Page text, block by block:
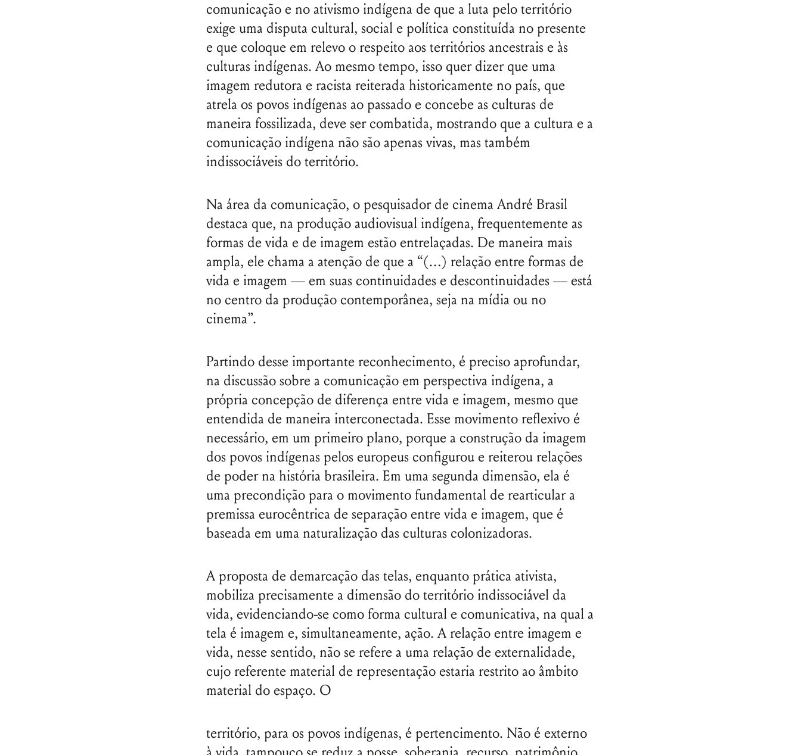
comunicação e no ativismo indígena de que a luta pelo território
exige uma disputa cultural, social e política constituída no presente
e que coloque em relevo o respeito aos territórios ancestrais e às
culturas indígenas. Ao mesmo tempo, isso quer dizer que uma
imagem redutora e racista reiterada historicamente no país, que
atrela os povos indígenas ao passado e concebe as culturas de
maneira fossilizada, deve ser combatida, mostrando que a cultura e a
comunicação indígena não são apenas vivas, mas também
indissociáveis do território.
Na área da comunicação, o pesquisador de cinema André Brasil
destaca que, na produção audiovisual indígena, frequentemente as
formas de vida e de imagem estão entrelaçadas. De maneira mais
ampla, ele chama a atenção de que a “(…) relação entre formas de
vida e imagem — em suas continuidades e descontinuidades — está
no centro da produção contemporânea, seja na mídia ou no
cinema”.
Partindo desse importante reconhecimento, é preciso aprofundar,
na discussão sobre a comunicação em perspectiva indígena, a
própria concepção de diferença entre vida e imagem, mesmo que
entendida de maneira interconectada. Esse movimento reflexivo é
necessário, em um primeiro plano, porque a construção da imagem
dos povos indígenas pelos europeus configurou e reiterou relações
de poder na história brasileira. Em uma segunda dimensão, ela é
uma precondição para o movimento fundamental de rearticular a
premissa eurocêntrica de separação entre vida e imagem, que é
baseada em uma naturalização das culturas colonizadoras.
A proposta de demarcação das telas, enquanto prática ativista,
mobiliza precisamente a dimensão do território indissociável da
vida, evidenciando-se como forma cultural e comunicativa, na qual a
tela é imagem e, simultaneamente, ação. A relação entre imagem e
vida, nesse sentido, não se refere a uma relação de externalidade,
cujo referente material de representação estaria restrito ao âmbito
material do espaço. O
território, para os povos indígenas, é pertencimento. Não é externo